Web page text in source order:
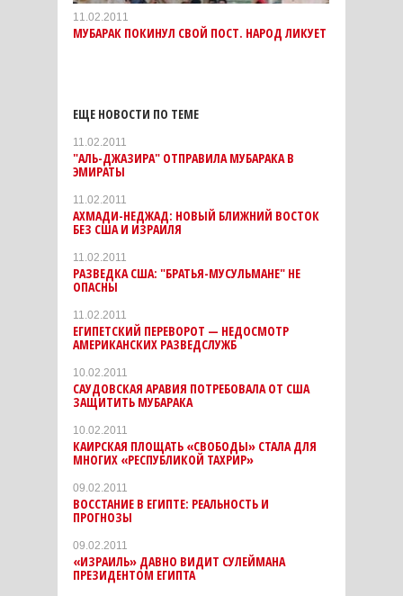
11.02.2011
МУБАРАК ПОКИНУЛ СВОЙ ПОСТ. НАРОД ЛИКУЕТ
ЕЩЕ НОВОСТИ ПО ТЕМЕ
11.02.2011
"АЛЬ-ДЖАЗИРА" ОТПРАВИЛА МУБАРАКА В
ЭМИРАТЫ
11.02.2011
АХМАДИ-НЕДЖАД: НОВЫЙ БЛИЖНИЙ ВОСТОК
БЕЗ США И ИЗРАИЛЯ
11.02.2011
РАЗВЕДКА США: "БРАТЬЯ-МУСУЛЬМАНЕ" НЕ
ОПАСНЫ
11.02.2011
ЕГИПЕТСКИЙ ПЕРЕВОРОТ — НЕДОСМОТР
АМЕРИКАНСКИХ РАЗВЕДСЛУЖБ
10.02.2011
САУДОВСКАЯ АРАВИЯ ПОТРЕБОВАЛА ОТ США
ЗАЩИТИТЬ МУБАРАКА
10.02.2011
КАИРСКАЯ ПЛОЩАТЬ «СВОБОДЫ» СТАЛА ДЛЯ
МНОГИХ «РЕСПУБЛИКОЙ ТАХРИР»
09.02.2011
ВОССТАНИЕ В ЕГИПТЕ: РЕАЛЬНОСТЬ И
ПРОГНОЗЫ
09.02.2011
«ИЗРАИЛЬ» ДАВНО ВИДИТ СУЛЕЙМАНА
ПРЕЗИДЕНТОМ ЕГИПТА